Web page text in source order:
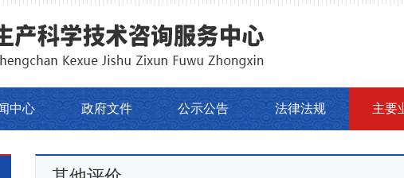
中心 政府文件 公示公告 法律法规 主要